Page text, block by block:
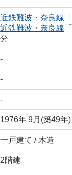
近鉄難波・奈良線 「
近鉄難波・奈良線 「
分
-
-
-
1976年 9月(築49年)
一戸建て / 木造
2階建